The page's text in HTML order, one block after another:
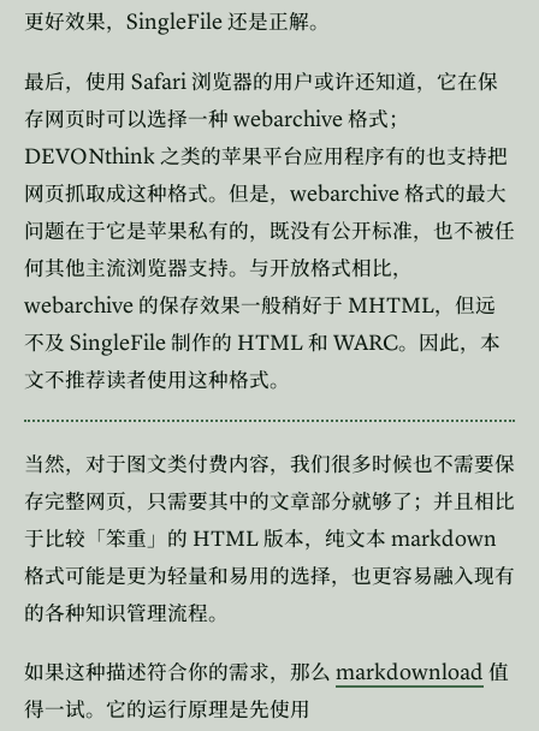
更好效果， SingleFile还是正解。
最后，使用 Safari浏览器的用户或许还知道，它在保
存网页时可以选择一种 webarchive格式；
DEVONthink之类的苹果平台应用程序有的也支持把
网页抓取成这种格式。但是， webarchive格式的最大
问题在于它是苹果私有的，既没有公开标准，也不被任
何其他主流浏览器支持。与开放格式相比，
webarchive 的保存效果一般稍好于 MHTML，但远
不及 SingleFile制作的 HTML和 WARC。因此，本
文不推荐读者使用这种格式。
当然，对于图文类付费内容，我们很多时候也不需要保
存完整网页，只需要其中的文章部分就够了；并且相比
于比较「笨重」的 HTML 版本，纯文本 markdown
格式可能是更为轻量和易用的选择，也更容易融入现有
的各种知识管理流程。
如果这种描述符合你的需求，那么 markdownload 值
得一试。它的运行原理是先使用